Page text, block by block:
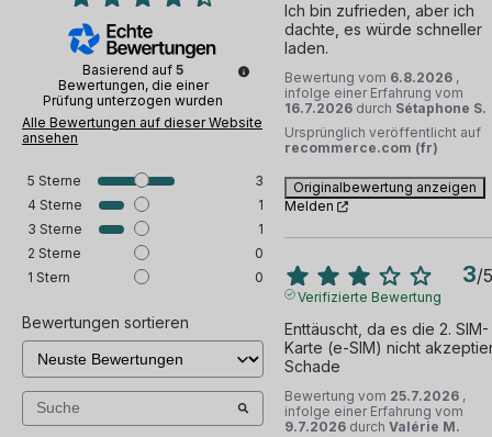
Basierend auf 5
Bewertungen, die einer
Prüfung unterzogen wurden
Alle Bewertungen auf dieser Website
ansehen
5 Sterne
3
4 Sterne
1
3 Sterne
1
2 Sterne
0
1 Stern 0
Bewertungen sortieren
Ich bin zufrieden, aber ich
dachte, es würde schneller
laden.
Bewertung vom 6.8.2026 ,
infolge einer Erfahrung vom
16.7.2026 durch Sétaphone S.
Ursprünglich veröffentlicht auf
recommerce.com (fr)
Originalbewertung anzeigen
Melden
3/5
Verifizierte Bewertung
Enttäuscht, da es die 2. SIM-
Karte (e-SIM) nicht
Schade
Bewertung vom 25.7.2026 ,
infolge einer Erfahrung vom
9.7.2026 durch Valérie M.